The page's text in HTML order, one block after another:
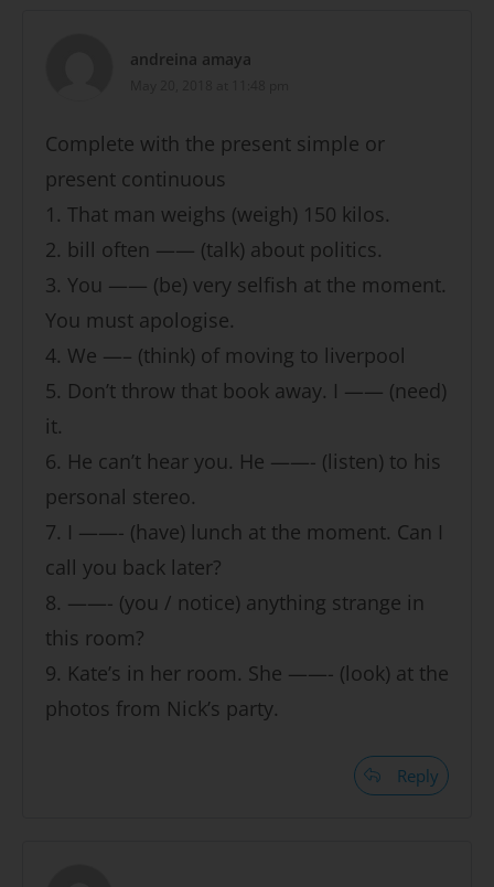
andreina amaya
Complete with the present simple or
present continuous
1. That man weighs (weigh) 150 kilos.
2. bill often —— (talk) about politics.
3. You —— (be) very selfish at the moment.
You must apologise.
4. We —– (think) of moving to liverpool
5. Don’t throw that book away. I —— (need)
it.
6. He can’t hear you. He ——- (listen) to his
personal stereo.
7. I ——- (have) lunch at the moment. Can I
call you back later?
8. ——- (you / notice) anything strange in
this room?
9. Kate’s in her room. She ——- (look) at the
photos from Nick’s party.
Reply